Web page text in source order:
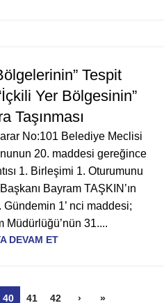
Tespit
Yer Bölgesinin”
Taşınması
No:101 Belediye Meclisi
20. maddesi gereğince
1. Birleşimi 1. Oturumunu
Bayram TAŞKIN’ın
Gündemin 1’ nci maddesi;
Müdürlüğü’nün 31....
DEVAM ET
40 41 42 › »